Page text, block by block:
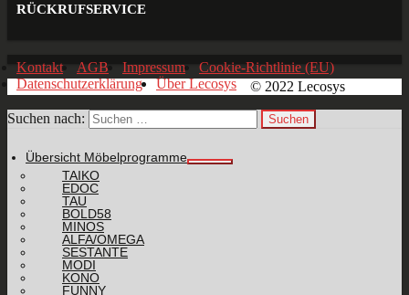
RÜCKRUFSERVICE
Kontakt AGB Impressum
Cookie-Richtlinie (EU)
Datenschutzerklärung
Über Lecosys © 2022 Lecosys
Suchen nach:
Übersicht Möbelprogramme
TAIKO
EDOC
TAU
BOLD58
MINOS
ALFA/OMEGA
SESTANTE
MODI
KONO
FUNNY